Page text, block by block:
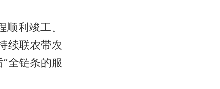
利竣工。
续联农带农
全链条的服